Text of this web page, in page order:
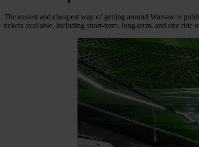
The easiest and cheapest way of getting around Warsaw is
tickets available, including short-term, long-term, and one ride